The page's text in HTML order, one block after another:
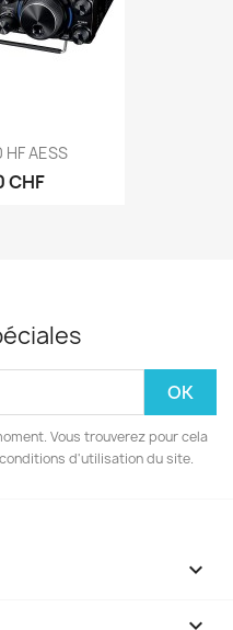
HF AESS
CHF
Vous trouverez pour cela
d'utilisation du site.
